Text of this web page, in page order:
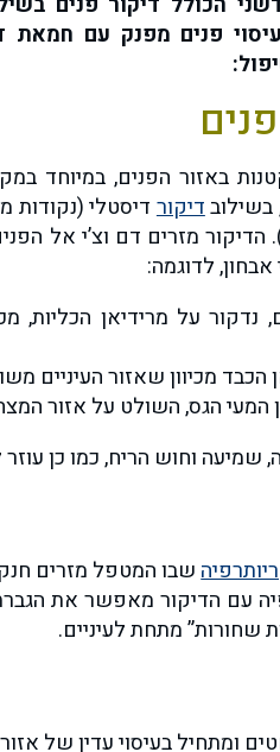
פנים מפנק עם חמאת
באזור הפנים, במיוחד
בשילובדיקורדיסטלי (נקודות
מזרים דם וצ’י אל
לדוגמה:
על מרידיאן הכליות,
מכיוון שאזור העיניים
המעי הגס, השולט על אזור
שמיעה וחוש הריח, כמו כן
שחורות” מתחת לעיניים.
בעיסוי עדין של